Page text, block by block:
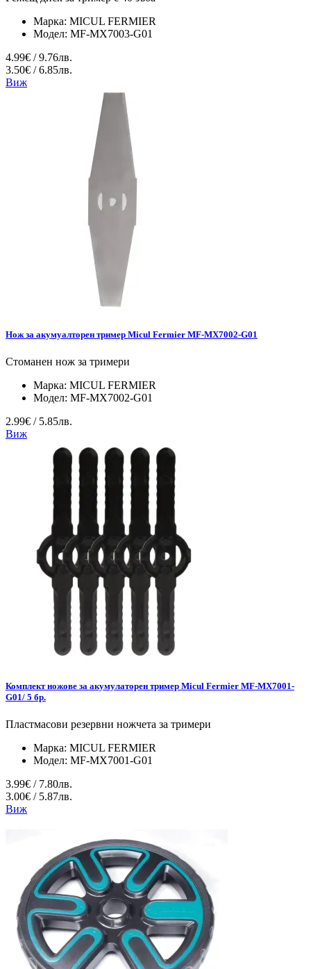
Марка: MICUL FERMIER
Модел: MF-MX7003-G01
4.99€ / 9.76лв.
3.50€ / 6.85лв.
Виж
Нож за акумуалторен тример Micul Fermier MF-MX7002-G01
Стоманен нож за тримери
Марка: MICUL FERMIER
Модел: MF-MX7002-G01
2.99€ / 5.85лв.
Виж
Комплект ножове за акумулаторен тример Micul Fermier MF-MX7001-
G01/ 5 бр.
Пластмасови резервни ножчета за тримери
Марка: MICUL FERMIER
Модел: MF-MX7001-G01
3.99€ / 7.80лв.
3.00€ / 5.87лв.
Виж